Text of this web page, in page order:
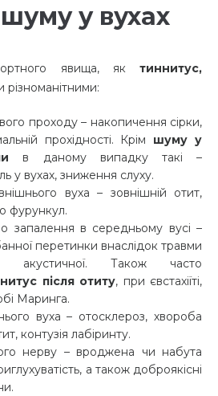
у вухах
явища, як тиннитус,
різноманітними:
проходу – накопичення сірки,
прохідності. Крім шуму у
в даному випадку такі –
у вухах, зниження слуху.
вуха – зовнішній отит,
фурункул.
запалення в середньому вусі –
перетинки внаслідок травми
акустичної. Також часто
після отиту, при євстахіїті,
Маринга.
вуха – отосклероз, хвороба
контузія лабіринту.
нерву – вроджена чи набута
а також доброякісні